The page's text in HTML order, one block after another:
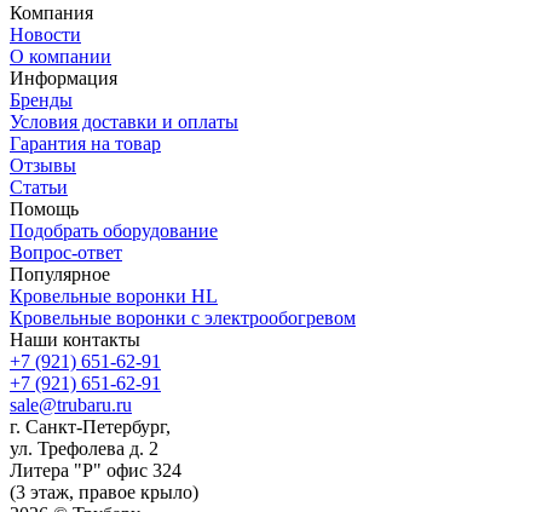
Компания
Новости
О компании
Информация
Бренды
Условия доставки и оплаты
Гарантия на товар
Отзывы
Статьи
Помощь
Подобрать оборудование
Вопрос-ответ
Популярное
Кровельные воронки HL
Кровельные воронки с электрообогревом
Наши контакты
+7 (921) 651-62-91
+7 (921) 651-62-91
sale@trubaru.ru
г. Санкт-Петербург,
ул. Трефолева д. 2
Литера "Р" офис 324
(3 этаж, правое крыло)